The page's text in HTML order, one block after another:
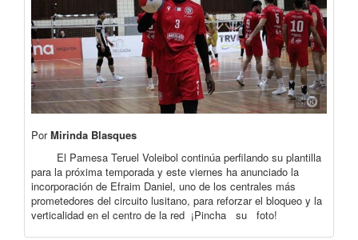
PorMirinda Blasques
El Pamesa Teruel Voleibol continúa perfilando su plantilla
para la próxima temporada y este viernes ha anunciado la
incorporación de Efraim Daniel, uno de los centrales más
prometedores del circuito lusitano, para reforzar el bloqueo y la
verticalidad en el centro de la red ¡Pincha su foto!